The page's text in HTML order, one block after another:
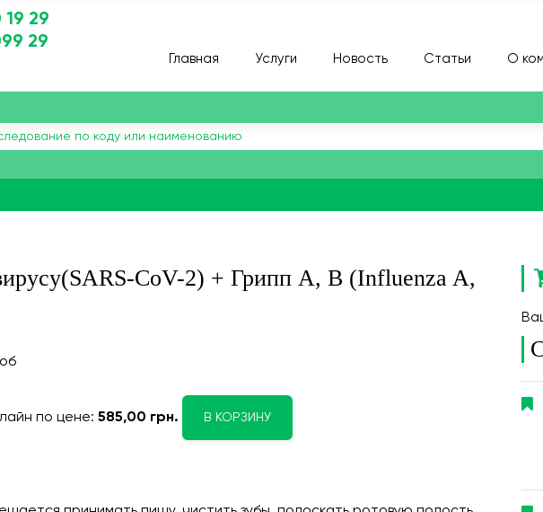
29
29
Главная Услуги Новость Статьи О
CoV-2) + Грипп A, B (Influenza A,
по цене: 585,00 грн. В КОРЗИНУ